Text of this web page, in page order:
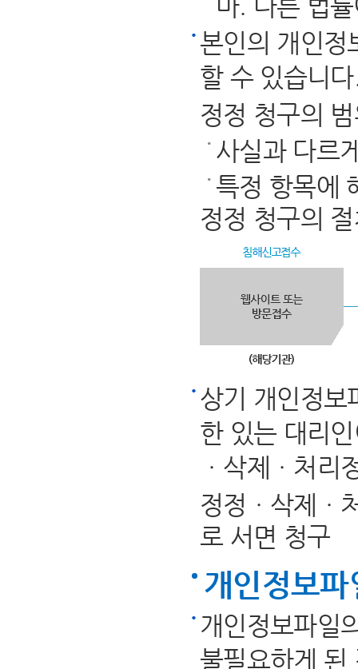
본인의 개인정
할 수 있습니
정정 청구의
사실과 다르
특정 항목에
정정 청구의 절
상기 개인정보
한 있는 대리
ㆍ삭제ㆍ처리
정정ㆍ삭제ㆍ
로 서면 청구
개인정보
개인정보파일
불필요하게 된